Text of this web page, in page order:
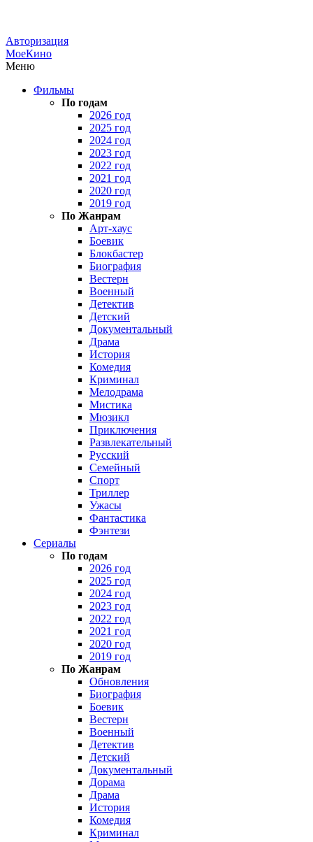
Авторизация
МоеКино
Меню
Фильмы
По годам
2026 год
2025 год
2024 год
2023 год
2022 год
2021 год
2020 год
2019 год
По Жанрам
Арт-хаус
Боевик
Блокбастер
Биография
Вестерн
Военный
Детектив
Детский
Документальный
Драма
История
Комедия
Криминал
Мелодрама
Мистика
Мюзикл
Приключения
Развлекательный
Русский
Семейный
Спорт
Триллер
Ужасы
Фантастика
Фэнтези
Сериалы
По годам
2026 год
2025 год
2024 год
2023 год
2022 год
2021 год
2020 год
2019 год
По Жанрам
Обновления
Биография
Боевик
Вестерн
Военный
Детектив
Детский
Документальный
Дорама
Драма
История
Комедия
Криминал